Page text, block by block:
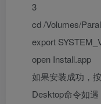
3
cd /Volumes/
export
open Install.app
如果安装成功，
Desktop命令如